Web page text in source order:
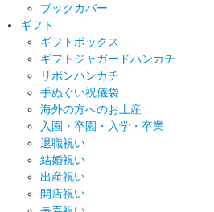
ブックカバー
ギフト
ギフトボックス
ギフトジャガードハンカチ
リボンハンカチ
手ぬぐい祝儀袋
海外の方へのお土産
入園・卒園・入学・卒業
退職祝い
結婚祝い
出産祝い
開店祝い